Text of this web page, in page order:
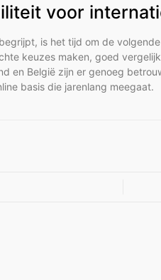
voor
begrijpt, is het tijd om de
keuzes maken, goed
en België zijn er genoeg
basis die jarenlang meegaat.